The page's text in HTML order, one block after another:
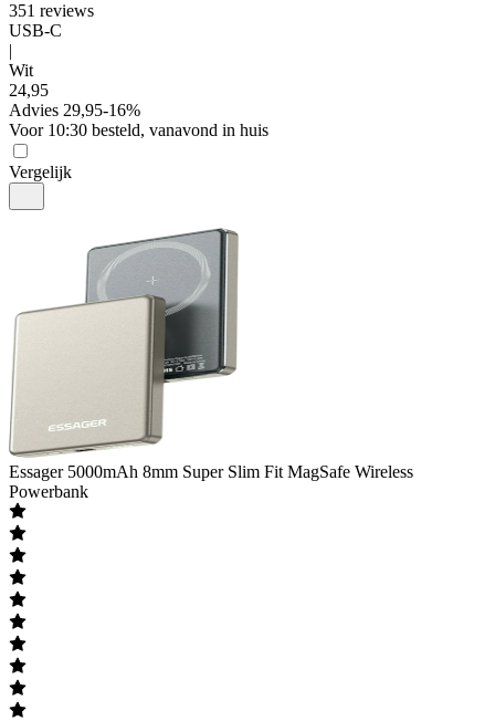
351 reviews
USB-C
|
Wit
24,95
Advies 29,95-16%
Voor 10:30 besteld, vanavond in huis
Vergelijk
Essager 5000mAh 8mm Super Slim Fit MagSafe Wireless
Powerbank